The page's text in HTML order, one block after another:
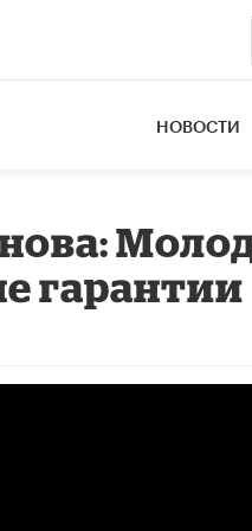
НОВОСТИ
гарантии